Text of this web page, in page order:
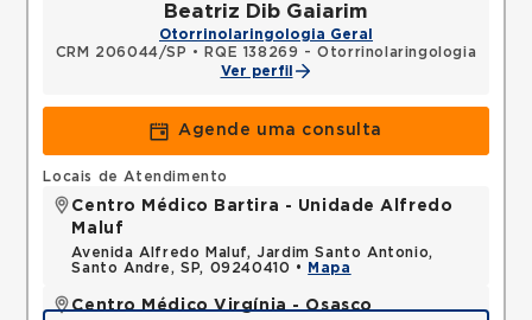
Beatriz Dib Gaiarim
Otorrinolaringologia Geral
CRM 206044/SP •
RQE 138269 - Otorrinolaringologia
Ver perfil
Agende uma consulta
Locais de Atendimento
Centro Médico Bartira - Unidade Alfredo
Maluf
Avenida Alfredo Maluf, Jardim Santo Antonio,
Santo Andre, SP, 09240410 •
Mapa
Centro Médico Virgínia - Osasco